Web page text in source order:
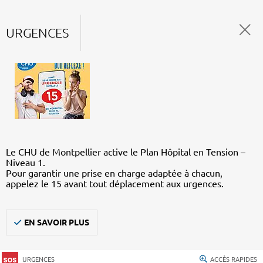
URGENCES
Le CHU de Montpellier active le Plan Hôpital en Tension –
Niveau 1.
Pour garantir une prise en charge adaptée à chacun,
appelez le 15 avant tout déplacement aux urgences.
EN SAVOIR PLUS
URGENCES ACCÈS RAPIDES